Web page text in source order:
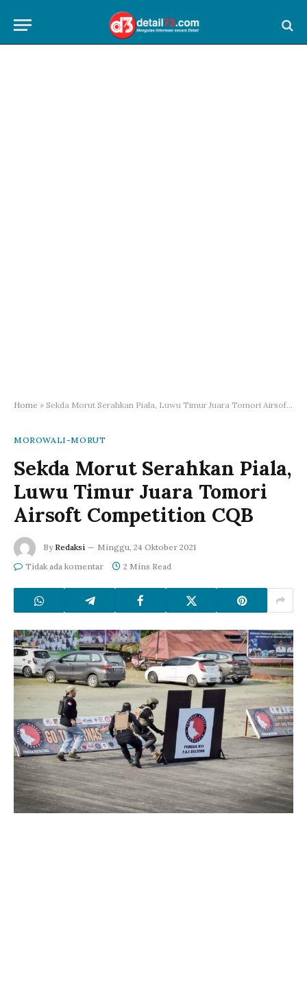
Home » Sekda Morut Serahkan Piala, Luwu Timur Juara Tomori Airsoft Competition CQB
MOROWALI-MORUT
Sekda Morut Serahkan Piala,
Luwu Timur Juara Tomori
Airsoft Competition CQB
By Redaksi
Minggu, 24 Oktober 2021
Tidak ada komentar
2 Mins Read